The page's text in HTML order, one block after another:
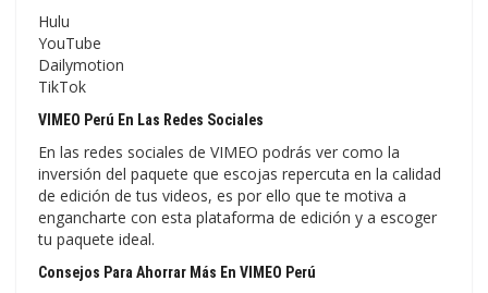
Hulu
YouTube
Dailymotion
TikTok
VIMEO Perú En Las Redes Sociales
En las redes sociales de VIMEO podrás ver como la
inversión del paquete que escojas repercuta en la calidad
de edición de tus videos, es por ello que te motiva a
engancharte con esta plataforma de edición y a escoger
tu paquete ideal.
Consejos Para Ahorrar Más En VIMEO Perú